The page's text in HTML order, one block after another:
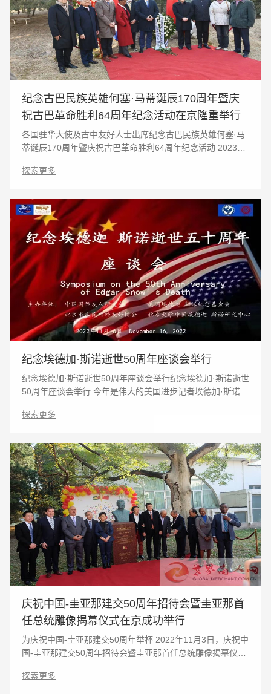
纪念古巴民族英雄何塞·马蒂诞辰170周年暨庆
祝古巴革命胜利64周年纪念活动在京隆重举行
各国驻华大使及古中友好人士出席纪念古巴民族英雄何塞·马
蒂诞辰170周年暨庆祝古巴革命胜利64周年纪念活动 2023年
进行国事访问发行纪念封暨
探索更多
纪念埃德加·斯诺逝世50周年座谈会举行
纪念埃德加·斯诺逝世50周年座谈会举行纪念埃德加·斯诺逝世
50周年座谈会举行 今年是伟大的美国进步记者埃德加·斯诺逝
基金会、北京市对外友好
探索更多
庆祝中国-圭亚那建交50周年招待会暨圭亚那首
任总统雕像揭幕仪式在京成功举行
为庆祝中国-圭亚那建交50周年举杯 2022年11月3日，庆祝中
国-圭亚那建交50周年招待会暨圭亚那首任总统雕像揭幕仪式
祝中国-圭亚那建交50周年干杯
探索更多